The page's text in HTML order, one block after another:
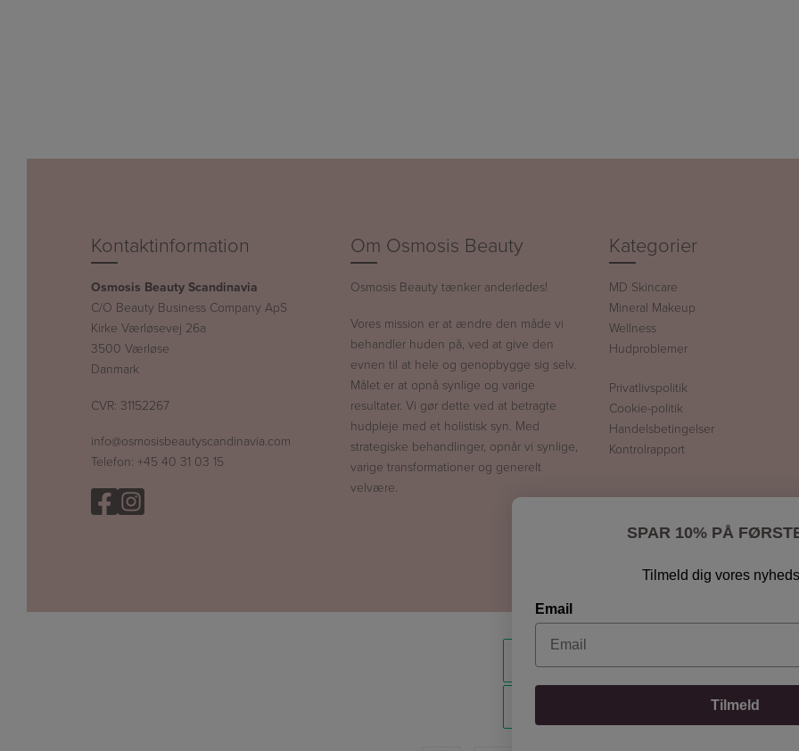
Kontaktinformation
Osmosis Beauty Scandinavia
C/O Beauty Business Company ApS
Kirke Værløsevej 26a
3500 Værløse
Danmark
CVR: 31152267
info@osmosisbeautyscandinavia.com
Telefon: +45 40 31 03 15
Om Osmosis Beauty
Osmosis Beauty tænker anderledes!
Vores mission er at ændre den måde vi
behandler huden på, ved at give den
evnen til at hele og genopbygge sig selv.
Målet er at opnå synlige og varige
resultater. Vi gør dette ved at betragte
hudpleje med et holistisk syn. Med
strategiske behandlinger, opnår vi synlige,
varige transformationer og generelt
velvære.
Kategorier
MD Skincare
Mineral Makeup
Wellness
Hudproblemer
Privatlivspolitik
Cookie-politik
Handelsbetingelser
Kontrolrapport
SPAR 10% PÅ
Tilmeld dig vores
Email
Tilmeld